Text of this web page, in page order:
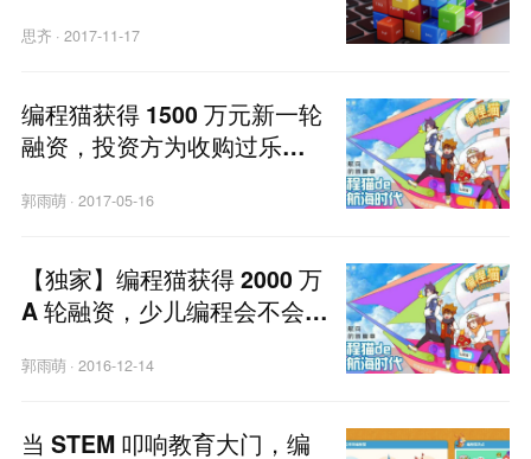
思齐 · 2017-11-17
编程猫获得 1500 万元新一轮
融资，投资方为收购过乐博
郭雨萌 ·2017-05-16
【独家】编程猫获得 2000 万
A 轮融资，少儿编程会不会成
道？
郭雨萌 ·2016-12-14
当 STEM 叩响教育大门，编